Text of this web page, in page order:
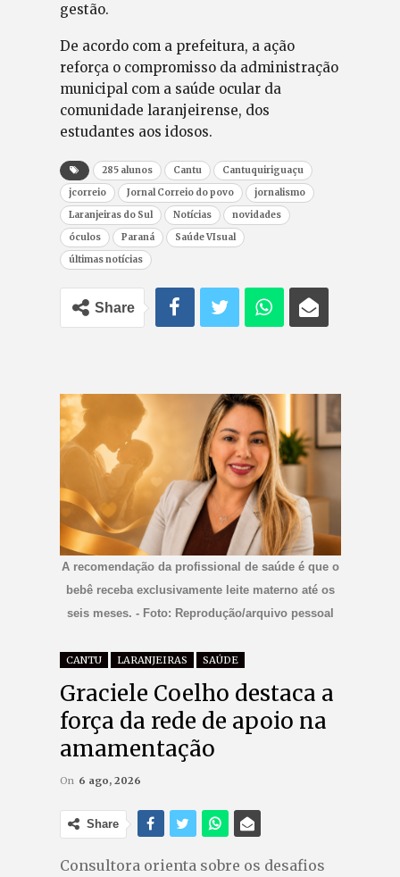
gestão.
De acordo com a prefeitura, a ação
reforça o compromisso da administração
municipal com a saúde ocular da
comunidade laranjeirense, dos
estudantes aos idosos.
285 alunos Cantu
Cantuquiriguaçu
jcorreio
Jornal Correio do povo
jornalismo
Laranjeiras do Sul
Notícias
novidades
óculos
Paraná
Saúde VIsual
últimas notícias
Share
A recomendação da profissional de saúde é que o
bebê receba exclusivamente leite materno até os
seis meses. - Foto: Reprodução/arquivo pessoal
CANTU LARANJEIRAS SAÚDE
Graciele Coelho destaca a
força da rede de apoio na
amamentação
On 6 ago, 2026
Share
Consultora orienta sobre os desafios